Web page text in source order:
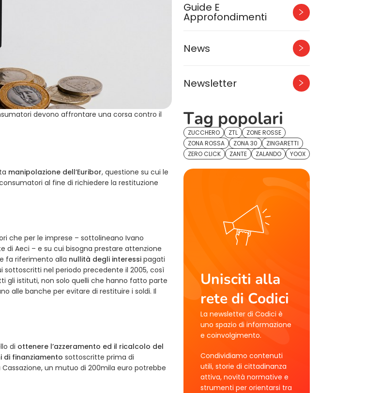
devono affrontare una corsa contro il
manipolazione dell’Euribor, questione su cui le
al fine di richiedere la restituzione
che per le imprese – sottolineano Ivano
di Aeci – e su cui bisogna prestare attenzione
fa riferimento alla nullità degli interessi pagati
sottoscritti nel periodo precedente il 2005, così
gli istituti, non solo quelli che hanno fatto parte
alle banche per evitare di restituire i soldi. Il
di ottenere l’azzeramento ed il ricalcolo del
di finanziamento sottoscritte prima di
un mutuo di 200mila euro potrebbe
Guide E
Approfondimenti
News
Newsletter
Tag popolari
ZUCCHERO ZTL
ZONE ROSSE
ZONA ROSSA
ZONA 30
ZINGARETTI
ZERO CLICK
ZANTE ZALANDO YOOX
Unisciti alla
rete di Codici
La newsletter di Codici è
uno spazio di informazione
e coinvolgimento.
Condividiamo contenuti
utili, storie di cittadinanza
attiva, novità normative e
strumenti per orientarsi tra